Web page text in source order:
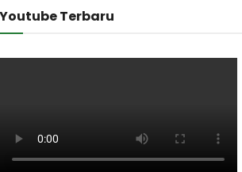
Youtube Terbaru